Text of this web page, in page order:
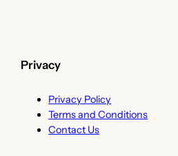
Privacy
Privacy Policy
Terms and Conditions
Contact Us